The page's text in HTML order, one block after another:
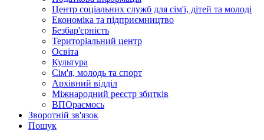
Центр соціальних служб для сім'ї, дітей та молоді
Економіка та підприємництво
Безбар'єрність
Територіальний центр
Освіта
Культура
Сім'я, молодь та спорт
Архівний відділ
Міжнародний реєстр збитків
ВПОраємось
Зворотній зв'язок
Пошук